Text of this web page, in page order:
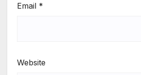
Email *
Website